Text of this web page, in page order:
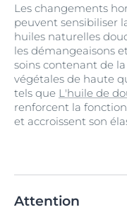
Les changements
peuvent sensibiliser
huiles naturelles
les démangeaisons
soins contenant de
végétales de haute
tels que L'huile de
renforcent la
et accroissent son
Attention